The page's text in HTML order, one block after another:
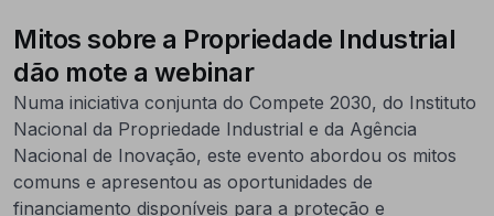
Mitos sobre a Propriedade Industrial
dão mote a webinar
Numa iniciativa conjunta do Compete 2030, do Instituto
Nacional da Propriedade Industrial e da Agência
Nacional de Inovação, este evento abordou os mitos
comuns e apresentou as oportunidades de
financiamento disponíveis para a proteção e